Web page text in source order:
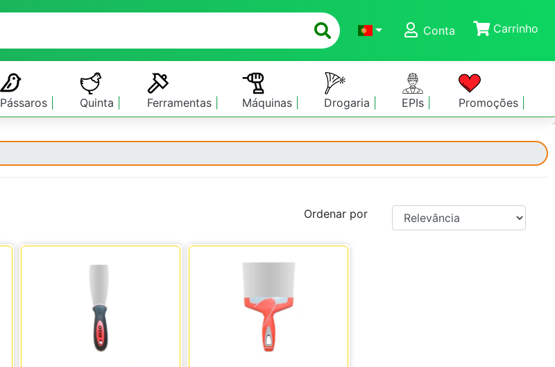
Conta
Carrinho
Pássaros Quinta Ferramentas Máquinas Drogaria EPIs Promoções
Ordenar por